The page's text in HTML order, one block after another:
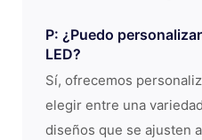
P: ¿Puedo
LED?
Sí, ofrecemos
elegir entre una
diseños que se ajusten